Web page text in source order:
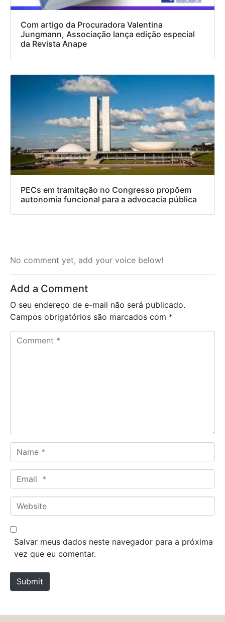
Com artigo da Procuradora Valentina
Jungmann, Associação lança edição especial
da Revista Anape
PECs em tramitação no Congresso propõem
autonomia funcional para a advocacia pública
No comment yet, add your voice below!
Add a Comment
O seu endereço de e-mail não será publicado.
Campos obrigatórios são marcados com *
a
m
*
m
a
*
W
e
b
e
Salvar meus dados neste navegador para a próxima
vez que eu comentar.
Submit